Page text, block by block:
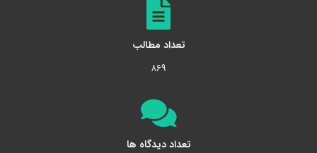
تعداد مطالب
۸۶۹
تعداد دیدگاه ها